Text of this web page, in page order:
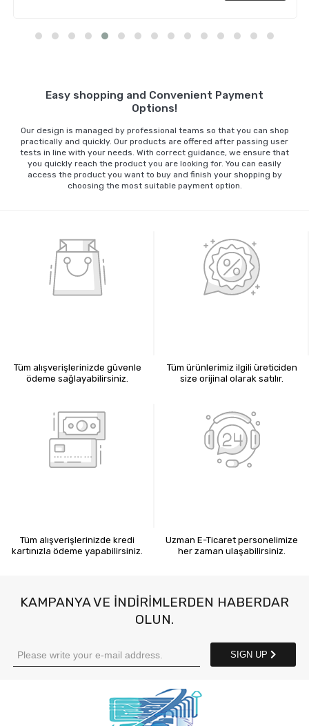
Easy shopping and Convenient Payment
Options!
Our design is managed by professional teams so that you can shop
practically and quickly. Our products are offered after passing user
tests in line with your needs. With correct guidance, we ensure that
you quickly reach the product you are looking for. You can easily
access the product you want to buy and finish your shopping by
choosing the most suitable payment option.
Tüm alışverişlerinizde güvenle
ödeme sağlayabilirsiniz.
Tüm ürünlerimiz ilgili üreticiden
size orijinal olarak satılır.
Tüm alışverişlerinizde kredi
kartınızla ödeme yapabilirsiniz.
Uzman E-Ticaret personelimize
her zaman ulaşabilirsiniz.
KAMPANYA VE INDIRIMLERDEN HABERDAR
OLUN.
SIGN UP